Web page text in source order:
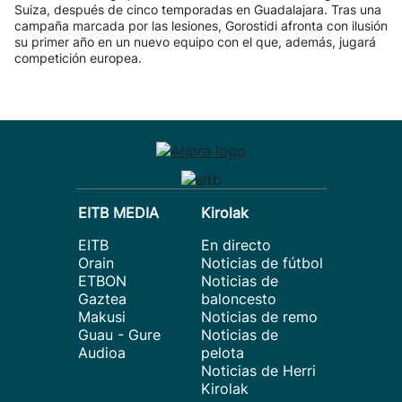
Suiza, después de cinco temporadas en Guadalajara. Tras una
campaña marcada por las lesiones, Gorostidi afronta con ilusión
su primer año en un nuevo equipo con el que, además, jugará
competición europea.
EITB MEDIA
EITB
Orain
ETBON
Gaztea
Makusi
Guau - Gure
Audioa
Kirolak
En directo
Noticias de fútbol
Noticias de
baloncesto
Noticias de remo
Noticias de
pelota
Noticias de Herri
Kirolak